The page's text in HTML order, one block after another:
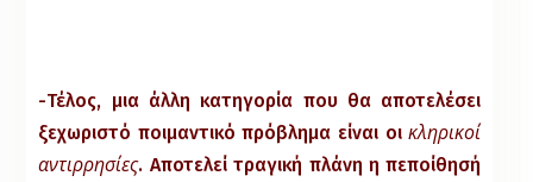
-Τέλος, μια άλλη κατηγορία που θα αποτελέσει
ξεχωριστό ποιμαντικό πρόβλημα είναι οικληρικοί
αντιρρησίες. Αποτελεί τραγική πλάνη η πεποίθησή